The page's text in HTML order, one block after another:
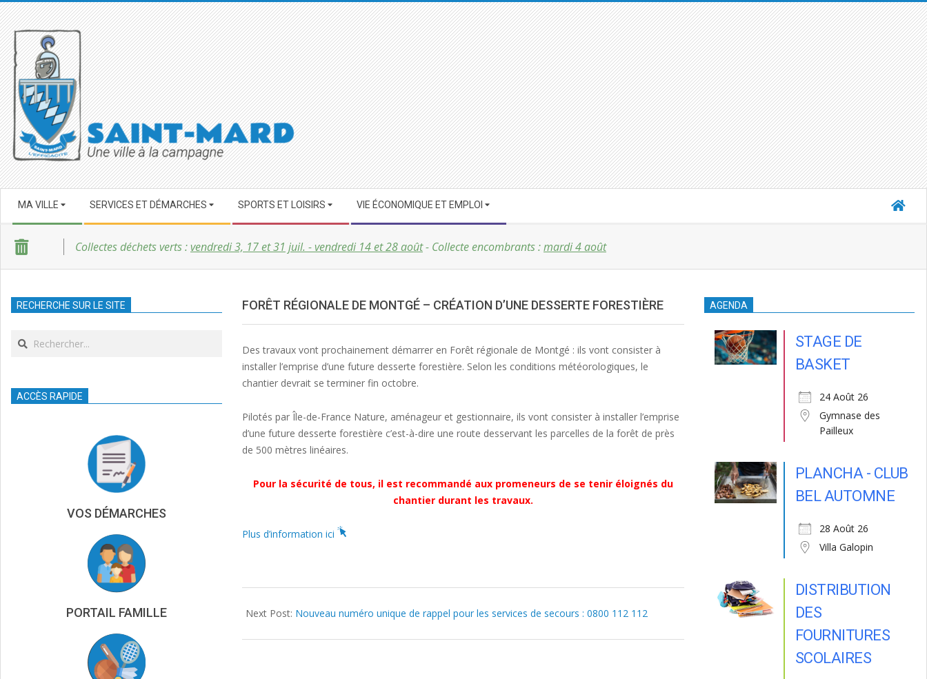
Skip
to
content
SAINT-
MARD
Navigation
Menu
MA VILLE SERVICES ET DÉMARCHES SPORTS ET LOISIRS VIE ÉCONOMIQUE ET EMPLOI
Collectes déchets verts :vendredi 3, 17 et 31 juil. - vendredi 14 et 28 août- Collecte encombrants :mardi 4 août
FORÊT RÉGIONALE DE MONTGÉ – CRÉATION D’UNE DESSERTE FORESTIÈRE
Des travaux vont prochainement démarrer en Forêt régionale de Montgé : ils vont consister à
installer l’emprise d’une future desserte forestière. Selon les conditions météorologiques, le
chantier devrait se terminer fin octobre.
Pilotés par Île-de-France Nature, aménageur et gestionnaire, ils vont consister à installer l’emprise
d’une future desserte forestière c’est-à-dire une route desservant les parcelles de la forêt de près
de 500 mètres linéaires.
Pour la sécurité de tous, il est recommandé aux promeneurs de se tenir éloignés du
chantier durant les travaux.
Plus d’information ici
06-
Next Post: Nouveau numéro unique de rappel pour les services de secours : 0800 112 112
RECHERCHE SUR LE SITE
Search
ACCÈS RAPIDE
VOS DÉMARCHES
PORTAIL FAMILLE
AGENDA
STAGE DE
BASKET
24 Août 26
Gymnase des
Pailleux
PLANCHA - CLUB
BEL AUTOMNE
28 Août 26
Villa Galopin
DISTRIBUTION
DES
FOURNITURES
SCOLAIRES